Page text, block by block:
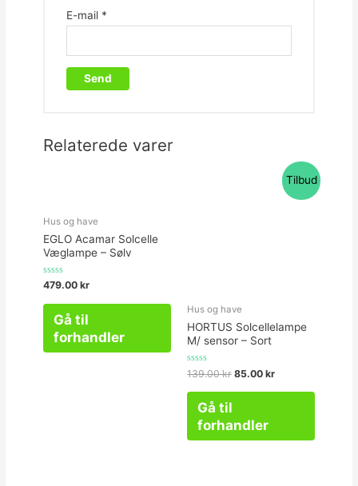
E-mail *
Relaterede varer
Hus og have
EGLO Acamar Solcelle
Væglampe – Sølv
Vurderet
479.00 kr
Gå til
forhandler
Tilbud
Hus og have
HORTUS Solcellelampe
M/ sensor – Sort
Vurderet
0
139.00kr 85.00 kr
Gå til
forhandler